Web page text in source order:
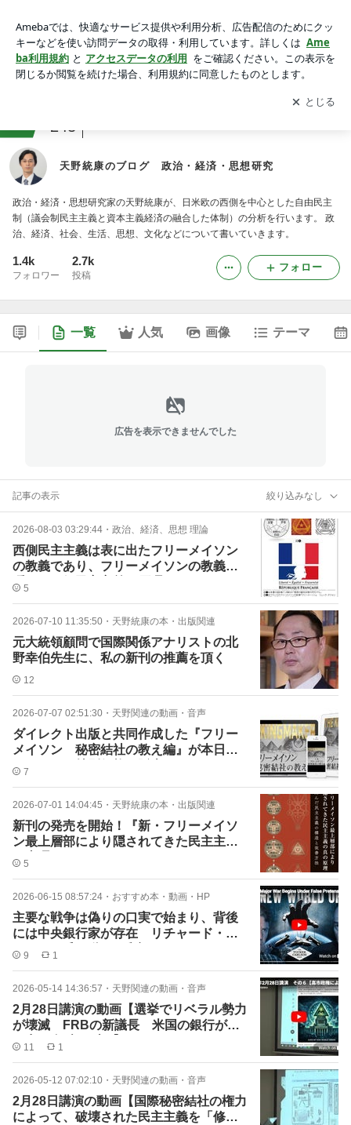
アプリをダウンロードして ブログの更新通知
を受け取りまし
ょう。
開く
243
天野統康のブログ 政治・経済・思想研究
政治・経済・思想研究家の天野統康が、日米欧の西側を中心とした自由民主
制（議会制民主主義と資本主義経済の融合した体制）の分析を行います。 政
治、経済、社会、生活、思想、文化などについて書いていきます。
1.4k
フォロワー
2.7k
投稿
フォロー
一覧 人気 画像 テーマ
広告を表示できませんでした
記事の表示 絞り込みなし
2026-08-03 03:29:44 ・ 政治、経済、思想 理論
西側民主主義は表に出たフリーメイソン
の教義であり、フリーメイソンの教義は
隠れた西側民主主義の原理
5
2026-07-10 11:35:50 ・ 天野統康の本・出版関連
元大統領顧問で国際関係アナリストの北
野幸伯先生に、私の新刊の推薦を頂く
12
2026-07-07 02:51:30 ・ 天野関連の動画・音声
ダイレクト出版と共同作成した『フリー
メイソン 秘密結社の教え編』が本日７
月７日まで特別価格で販売
7
2026-07-01 14:04:45 ・ 天野統康の本・出版関連
新刊の発売を開始！『新・フリーメイソ
ン最上層部により隠されてきた民主主義
の真理』
5
2026-06-15 08:57:24 ・ おすすめ本・動画・HP
主要な戦争は偽りの口実で始まり、背後
には中央銀行家が存在 リチャード・ヴ
ェルナー氏の動画の翻訳
9 1
2026-05-14 14:36:57 ・ 天野関連の動画・音声
2月28日講演の動画【選挙でリベラル勢力
が壊滅 FRBの新議長 米国の銀行が作
り出す金融バブル】
11 1
2026-05-12 07:02:10 ・ 天野関連の動画・音声
2月28日講演の動画【国際秘密結社の権力
によって、破壊された民主主義を「修繕